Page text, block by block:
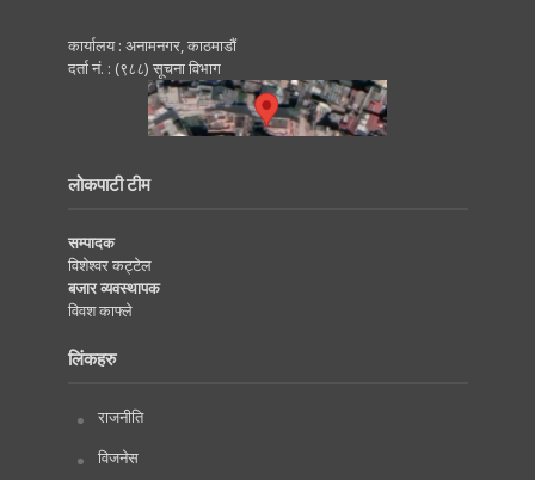
कार्यालय : अनामनगर, काठमाडाैं
दर्ता नं. : (९८८) सूचना विभाग
लोकपाटी टीम
सम्पादक
विशेश्वर कट्टेल
बजार व्यवस्थापक
विवश काफ्ले
लिंकहरु
राजनीति
विजनेस